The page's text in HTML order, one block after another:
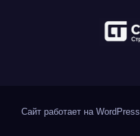
Сайт работает на WordPress